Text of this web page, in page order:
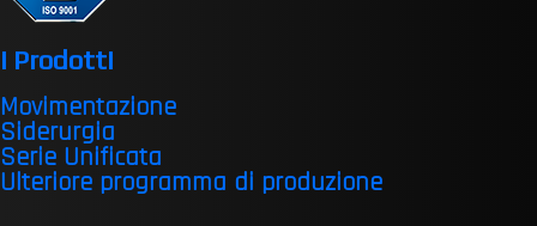
I Prodotti
Movimentazione
Siderurgia
Serie Unificata
Ulteriore programma di produzione